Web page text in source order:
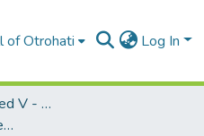
of Otrohati Log In
Université Mohammed V - Rabat
CEDoc - Sciences de la Vie et de la Santé